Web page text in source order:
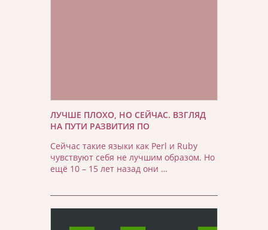
ЛУЧШЕ ПЛОХО, НО СЕЙЧАС. ВЗГЛЯД
НА ПУТИ РАЗВИТИЯ ПО
Сейчас такие языки как Perl и Ruby
чувствуют себя не лучшим образом. Но
ещё 10 – 15 лет назад они …